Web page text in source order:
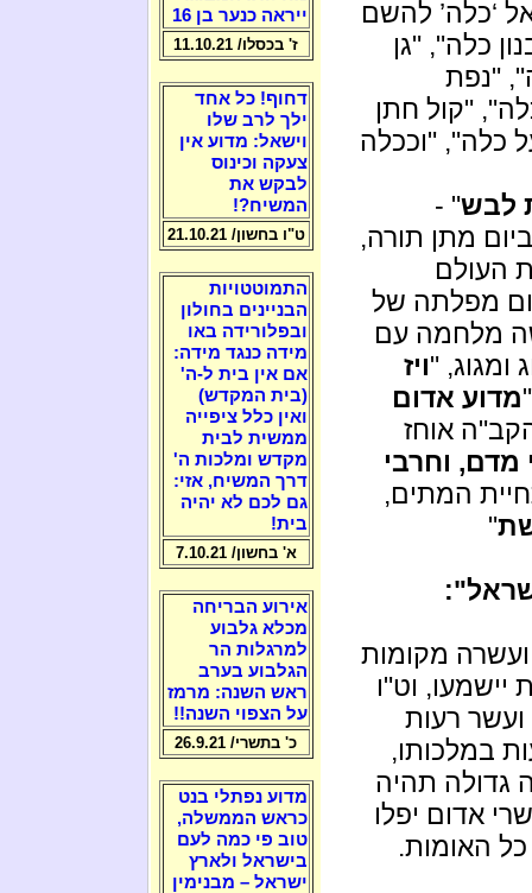
‘כלה’ להשם
כלה", "גן
"נפת
"קול חתן
כלה", "וככלה
לבש" -
מתן תורה,
העולם
מפלתה של
מלחמה עם
ומגוג, "ויז
מדוע אדום
אוחז
מדם, וחרבי
המתים,
"
מקומות
יישמעו, וט"ו
ועשר רעות
במלכותו,
גדולה תהיה
אדום יפלו
כל האומות.
ייראה כנער בן 16
ז' בכסלו/ 11.10.21
דחוף! כל אחד
ילך לרב שלו
וישאל: מדוע אין
צעקה וכינוס
לבקש את
המשיח?!
ט"ו בחשון/ 21.10.21
התמוטטויות
הבניינים בחולון
ובפלורידה באו
מידה כנגד מידה:
אם אין בית ל-ה'
(בית המקדש)
ואין כלל ציפייה
ממשית לבית
מקדש ומלכות ה'
דרך המשיח, אזי:
גם לכם לא יהיה
בית!
א' בחשון/ 7.10.21
אירוע הבריחה
מכלא גלבוע
למרגלות הר
הגלבוע בערב
ראש השנה: מרמז
על הצפוי השנה!!
כ' בתשרי/ 26.9.21
מדוע נפתלי בנט
כראש הממשלה,
טוב פי כמה לעם
בישראל ולארץ
ישראל – מבנימין